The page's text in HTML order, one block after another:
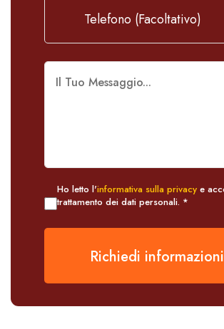
Ho letto l'informativa sulla privacy e
trattamento dei dati personali. *
Richiedi informazioni